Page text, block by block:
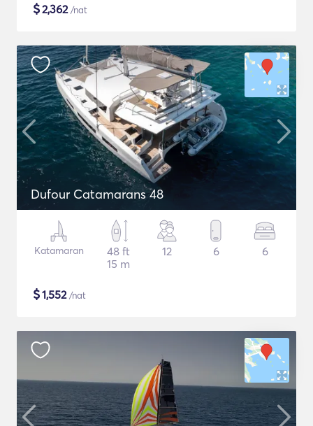
$2,362/nat
Dufour Catamarans 48
Katamaran
48 ft
15 m
12 6 6
$1,552/nat